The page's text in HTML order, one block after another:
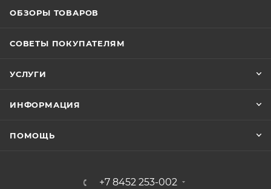
ОБЗОРЫ ТОВАРОВ
СОВЕТЫ ПОКУПАТЕЛЯМ
УСЛУГИ
ИНФОРМАЦИЯ
ПОМОЩЬ
+7 8452 253-002